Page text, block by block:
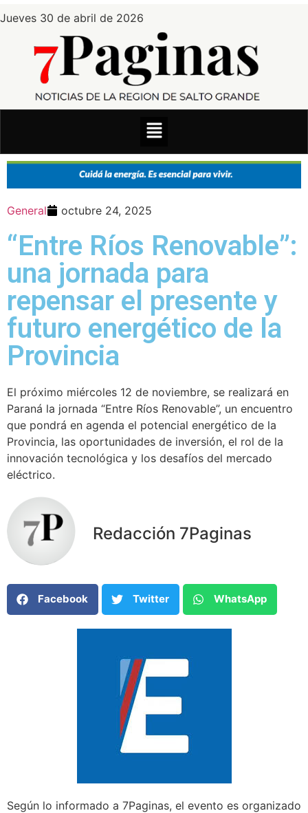
Jueves 30 de abril de 2026
General octubre 24, 2025
“Entre Ríos Renovable”:
una jornada para
repensar el presente y
futuro energético de la
Provincia
El próximo miércoles 12 de noviembre, se realizará en
Paraná la jornada “Entre Ríos Renovable”, un encuentro
que pondrá en agenda el potencial energético de la
Provincia, las oportunidades de inversión, el rol de la
innovación tecnológica y los desafíos del mercado
eléctrico.
Redacción 7Paginas
Facebook Twitter WhatsApp
Según lo informado a 7Paginas, el evento es organizado